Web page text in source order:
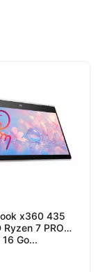
x360 435
Ryzen 7 PRO
Go...